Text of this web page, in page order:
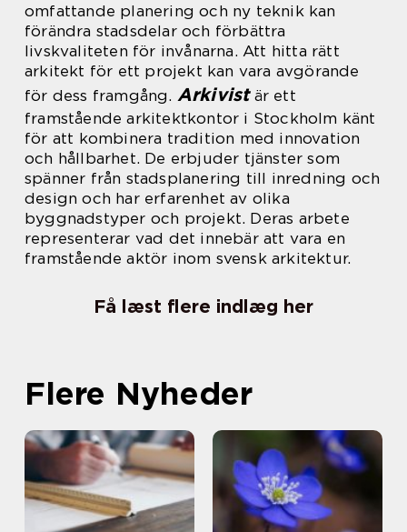
omfattande planering och ny teknik kan
förändra stadsdelar och förbättra
livskvaliteten för invånarna. Att hitta rätt
arkitekt för ett projekt kan vara avgörande
för dess framgång. Arkivist är ett
framstående arkitektkontor i Stockholm känt
för att kombinera tradition med innovation
och hållbarhet. De erbjuder tjänster som
spänner från stadsplanering till inredning och
design och har erfarenhet av olika
byggnadstyper och projekt. Deras arbete
representerar vad det innebär att vara en
framstående aktör inom svensk arkitektur.
Få læst flere indlæg her
Flere Nyheder